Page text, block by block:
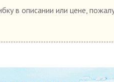
в описании или цене,